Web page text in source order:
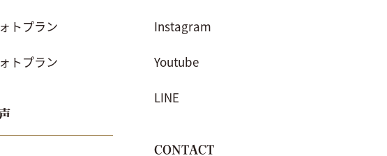
トプラン
トプラン
Instagram
Youtube
LINE
CONTACT